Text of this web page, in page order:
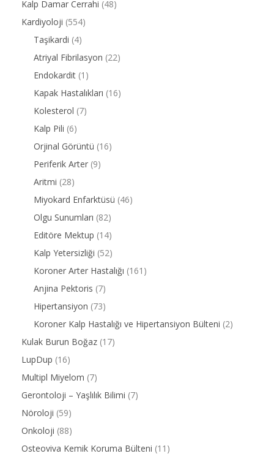
Kalp Damar Cerrahi (48)
Kardiyoloji (554)
Taşikardi (4)
Atriyal Fibrilasyon (22)
Endokardit (1)
Kapak Hastalıkları (16)
Kolesterol (7)
Kalp Pili (6)
Orjinal Görüntü (16)
Periferik Arter (9)
Aritmi (28)
Miyokard Enfarktüsü (46)
Olgu Sunumları (82)
Editöre Mektup (14)
Kalp Yetersizliği (52)
Koroner Arter Hastalığı (161)
Anjina Pektoris (7)
Hipertansiyon (73)
Koroner Kalp Hastalığı ve Hipertansiyon Bülteni (2)
Kulak Burun Boğaz (17)
LupDup (16)
Multipl Miyelom (7)
Gerontoloji – Yaşlılık Bilimi (7)
Nöroloji (59)
Onkoloji (88)
Osteoviva Kemik Koruma Bülteni (11)